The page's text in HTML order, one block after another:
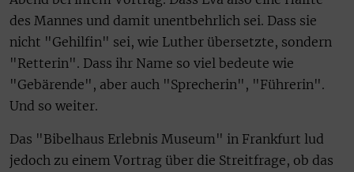
des Mannes und damit unentbehrlich sei. Dass sie
nicht "Gehilfin" sei, wie Luther übersetzte, sondern
"Retterin". Dass ihr Name so viel bedeute wie
"Gebärende", aber auch "Sprecherin", "Führerin".
Und so weiter.
Das "Bibelhaus Erlebnis Museum" in Frankfurt lud
jedoch zu einem Vortrag über die Streitfrage, ob das